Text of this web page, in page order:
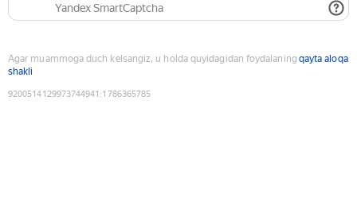
Yandex SmartCaptcha
Agar muammoga duch kelsangiz, u holda quyidagidan foydalaning qayta aloqa
shakli
9200514129973744941 :1786365785